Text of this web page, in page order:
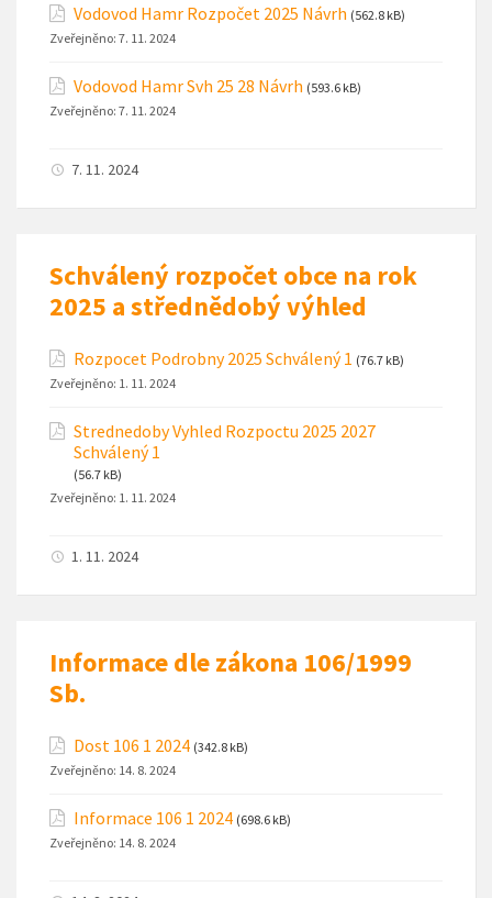
Vodovod Hamr Rozpočet 2025 Návrh (562.8 kB)
Zveřejněno: 7. 11. 2024
Vodovod Hamr Svh 25 28 Návrh (593.6 kB)
Zveřejněno: 7. 11. 2024
7. 11. 2024
Schválený rozpočet obce na rok
2025 a střednědobý výhled
Rozpocet Podrobny 2025 Schválený 1 (76.7 kB)
Zveřejněno: 1. 11. 2024
Strednedoby Vyhled Rozpoctu 2025 2027
Schválený 1
(56.7 kB)
Zveřejněno: 1. 11. 2024
1. 11. 2024
Informace dle zákona 106/1999
Sb.
Dost 106 1 2024 (342.8 kB)
Zveřejněno: 14. 8. 2024
Informace 106 1 2024 (698.6 kB)
Zveřejněno: 14. 8. 2024